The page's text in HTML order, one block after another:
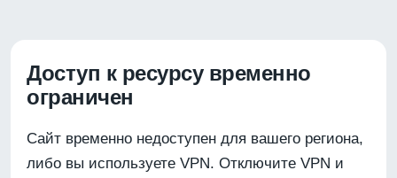
Доступ к ресурсу временно
ограничен
Сайт временно недоступен для вашего региона,
либо вы используете VPN. Отключите VPN и